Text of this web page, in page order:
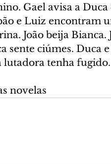
Gael avisa a
e Luiz encontram
João beija
sente ciúmes. Duca
lutadora tenha fugido.
novelas